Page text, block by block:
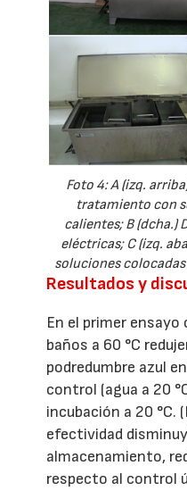
Foto 4: A (izq.
tratamiento con
calientes; B (dcha.)
eléctricas; C (izq.
soluciones
Resultados y
En el primer
baños a 60 °C
podredumbre azul
control (agua a 20
incubación a 20 °C.
efectividad
almacenamiento,
respecto al control